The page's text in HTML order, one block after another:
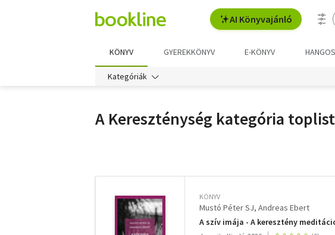
AI Könyvajánló
KÖNYV GYEREKKÖNYV E-KÖNYV
Kategóriák
A Kereszténység kategória
KÖNYV
Mustó Péter SJ Andreas Ebert
A szív imája - A keresztény